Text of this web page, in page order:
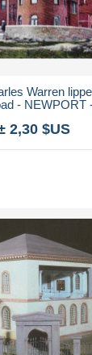
Warren
- NEWPORT
2,30 $US